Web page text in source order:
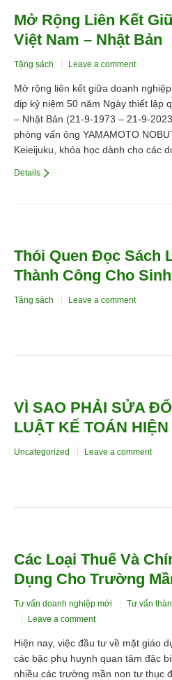
Mở Rộng Liên Kết
Việt Nam – Nhật Bản
Tặng sách Leave a comment
Mở rộng liên kết giữa doanh
dịp kỷ niệm 50 năm Ngày thiết lập
– Nhật Bản (21-9-1973 – 21-9-
phỏng vấn ông YAMAMOTO
Keieijuku, khóa học dành cho các
Details
Thói Quen Đọc Sách
Thành Công Cho
Tặng sách Leave a comment
VÌ SAO PHẢI SỬA
LUẬT KẾ TOÁN
Uncategorized Leave a comment
Các Loại Thuế Và
Dụng Cho Trường
Tư vấn doanh nghiệp mới
Tư vấn
Leave a comment
Hiện nay, việc đầu tư về mặt giáo
các bậc phụ huynh quan tâm đặc
nhiều các trường mần non tư thục